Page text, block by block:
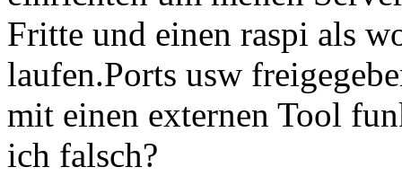
Fritte und einen raspi als
laufen.Ports usw
mit einen externen Tool
ich falsch?